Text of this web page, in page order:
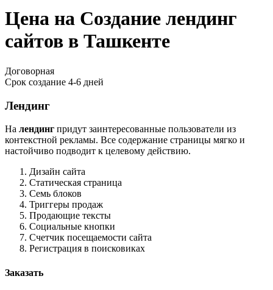
Цена на Создание лендинг
сайтов в Ташкенте
Договорная
Срок создание 4-6 дней
Лендинг
На лендинг придут заинтересованные пользователи из
контекстной рекламы. Все содержание страницы мягко и
настойчиво подводит к целевому действию.
Дизайн сайта
Статическая страница
Семь блоков
Триггеры продаж
Продающие тексты
Социальные кнопки
Счетчик посещаемости сайта
Регистрация в поисковиках
Заказать